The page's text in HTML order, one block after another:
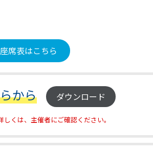
席表はこちら
から ダウンロード
くは、主催者にご確認ください。